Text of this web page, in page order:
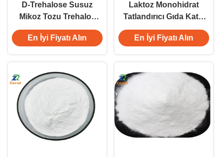
D-Trehalose Susuz
Mikoz Tozu Trehaloz
Gıda Tatlandırıcıları CAS
99-20-7
En İyi Fiyatı Alın
Laktoz Monohidrat
Tatlandırıcı Gıda Katkı
Maddeleri Alfa-D-Laktoz
Monohidrat CAS 5989-
En İyi Fiyatı Alın